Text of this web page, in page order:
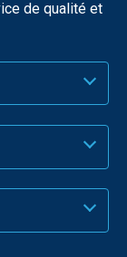
de qualité et